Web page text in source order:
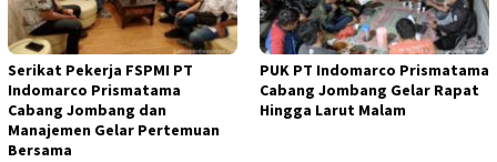
Serikat Pekerja FSPMI PT
Indomarco Prismatama
Cabang Jombang dan
Manajemen Gelar Pertemuan
Bersama
PUK PT Indomarco Prismatama
Cabang Jombang Gelar Rapat
Hingga Larut Malam